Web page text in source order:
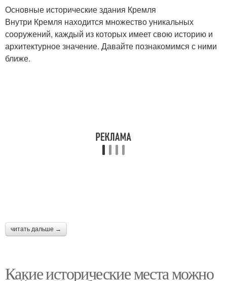
Основные исторические здания Кремля
Внутри Кремля находится множество уникальных
сооружений, каждый из которых имеет свою историю и
архитектурное значение. Давайте познакомимся с ними
ближе.
читать дальше →
Какие исторические места можно